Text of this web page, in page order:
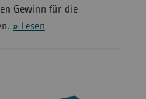
Gewinn für die
» Lesen